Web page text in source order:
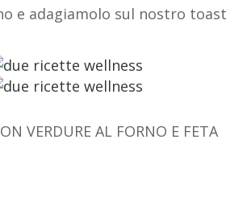
e adagiamolo sul nostro
VERDURE AL FORNO E FETA